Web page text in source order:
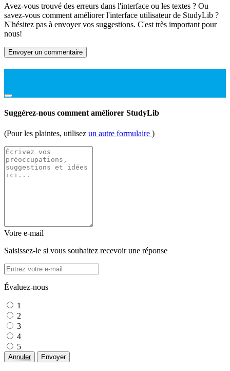
Avez-vous trouvé des erreurs dans l'interface ou les textes ? Ou
savez-vous comment améliorer l'interface utilisateur de StudyLib ?
N'hésitez pas à envoyer vos suggestions. C'est très important pour
nous!
Envoyer un commentaire
Suggérez-nous comment améliorer StudyLib
(Pour les plaintes, utilisez un autre formulaire )
Votre e-mail
Saisissez-le si vous souhaitez recevoir une réponse
Évaluez-nous
1
2
3
4
5
Annuler Envoyer